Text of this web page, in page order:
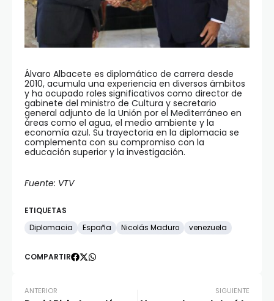
Álvaro Albacete es diplomático de carrera desde
2010, acumula una experiencia en diversos ámbitos
y ha ocupado roles significativos como director de
gabinete del ministro de Cultura y secretario
general adjunto de la Unión por el Mediterráneo en
áreas como el agua, el medio ambiente y la
economía azul. Su trayectoria en la diplomacia se
complementa con su compromiso con la
educación superior y la investigación.
Fuente: VTV
ETIQUETAS
Diplomacia
España Nicolás Maduro venezuela
COMPARTIR
ANTERIOR SIGUIENTE